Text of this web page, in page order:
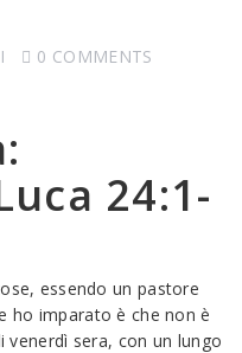
0 COMMENTS
24:1-
essendo un pastore
ho imparato è che non è
sera, con un lungo